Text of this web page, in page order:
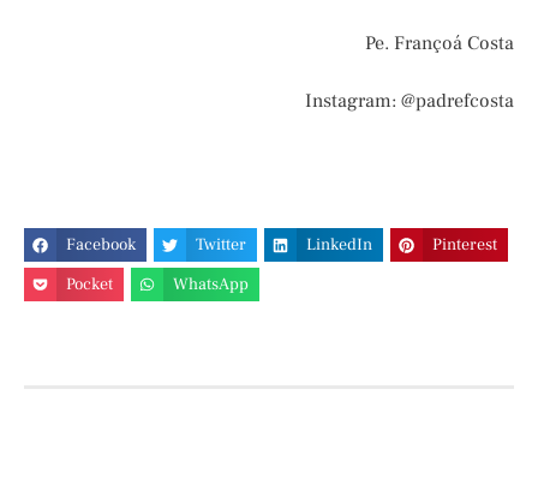
Pe. Françoá Costa
Instagram: @padrefcosta
Facebook Twitter LinkedIn
Pinterest
Pocket
WhatsApp